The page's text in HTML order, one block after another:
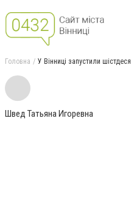
Головна У Вінниці запустили
Швед Татьяна Игоревна